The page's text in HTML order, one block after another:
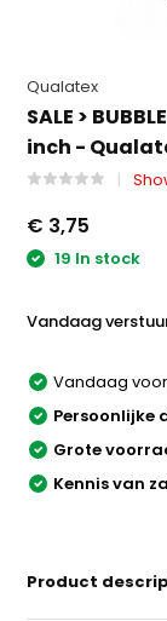
Qualatex
SALE >
inch -
€ 3,75
19 In stock
Vandaag
Vandaag
Persoonlijke
Grote
Kennis van
Product